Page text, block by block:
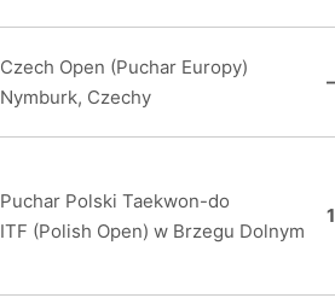
Czech Open (Puchar Europy)
Nymburk, Czechy
–
Puchar Polski Taekwon-do
ITF (Polish Open) w Brzegu Dolnym